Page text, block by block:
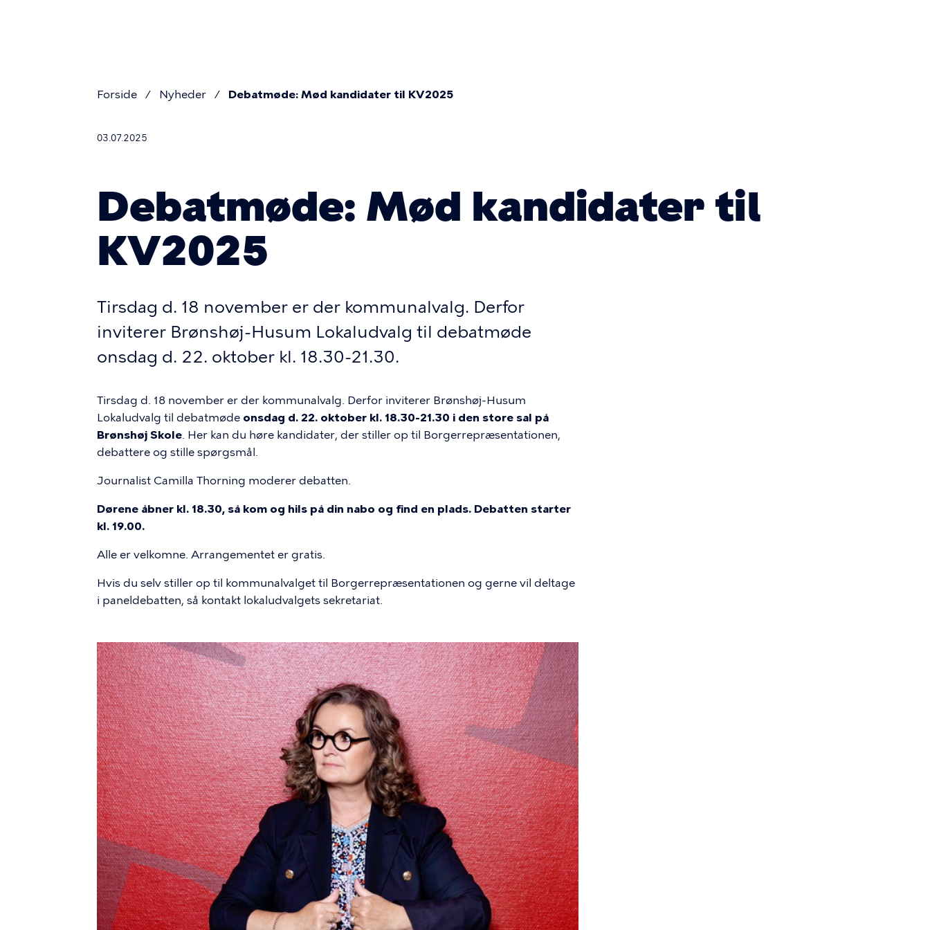
Brødkrumme
Forside Nyheder Debatmøde: Mød kandidater til KV2025
03.07.2025
Debatmøde: Mød kandidater til
KV2025
Tirsdag d. 18 november er der kommunalvalg. Derfor
inviterer Brønshøj-Husum Lokaludvalg til debatmøde
onsdag d. 22. oktober kl. 18.30-21.30.
Tirsdag d. 18 november er der kommunalvalg. Derfor inviterer Brønshøj-Husum
Lokaludvalg til debatmøde onsdag d. 22. oktober kl. 18.30-21.30 i den store sal på
Brønshøj Skole. Her kan du høre kandidater, der stiller op til Borgerrepræsentationen,
debattere og stille spørgsmål.
Journalist Camilla Thorning moderer debatten.
Dørene åbner kl. 18.30, så kom og hils på din nabo og find en plads. Debatten starter
kl. 19.00.
Alle er velkomne. Arrangementet er gratis.
Hvis du selv stiller op til kommunalvalget til Borgerrepræsentationen og gerne vil deltage
i paneldebatten, så kontakt lokaludvalgets sekretariat.